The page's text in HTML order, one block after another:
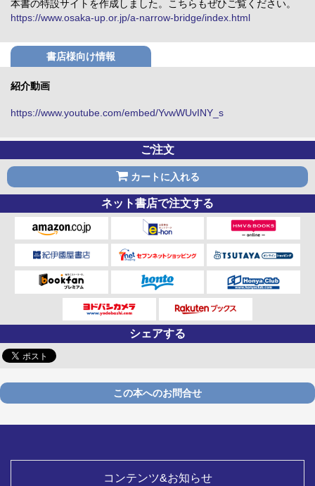
本書の特設サイトを作成しました。こちらもぜひご覧ください。
https://www.osaka-up.or.jp/a-narrow-bridge/index.html
書店様向け情報
紹介動画
https://www.youtube.com/embed/YvwWUvINY_s
ご注文
カートに入れる
ネット書店で注文する
シェアする
この本へのお問合せ
コンテンツ&お知らせ